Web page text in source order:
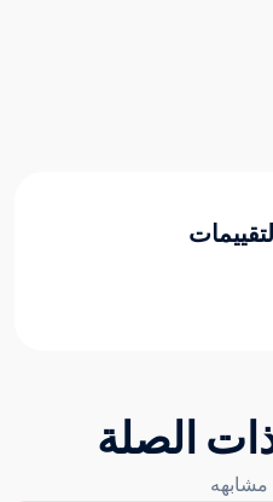
الصلة